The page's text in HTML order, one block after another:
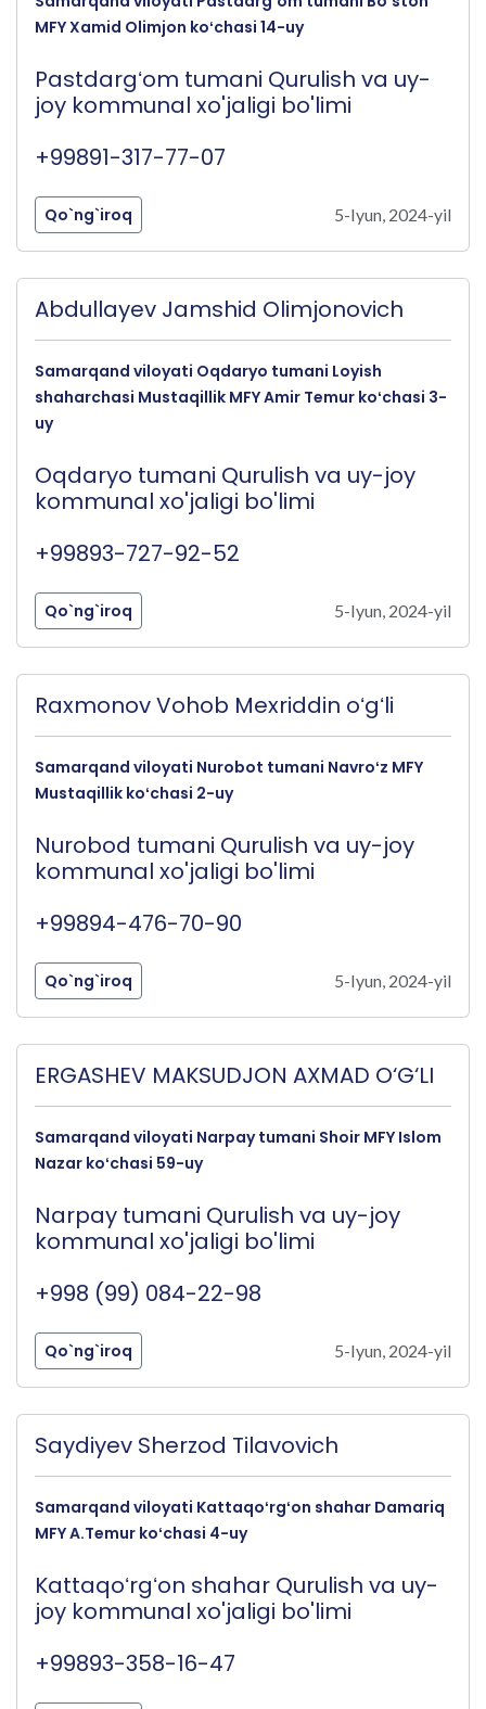
MFY Xamid Olimjon koʻchasi 14-uy
Pastdargʻom tumani Qurulish va uy-
joy kommunal xo'jaligi bo'limi
+99891-317-77-07
Qo`ng`iroq 5-Iyun, 2024-yil
Abdullayev Jamshid Olimjonovich
Samarqand viloyati Oqdaryo tumani Loyish
shaharchasi Mustaqillik MFY Amir Temur koʻchasi 3-
uy
Oqdaryo tumani Qurulish va uy-joy
kommunal xo'jaligi bo'limi
+99893-727-92-52
Qo`ng`iroq 5-Iyun, 2024-yil
Raxmonov Vohob Mexriddin oʻgʻli
Samarqand viloyati Nurobot tumani Navroʻz MFY
Mustaqillik koʻchasi 2-uy
Nurobod tumani Qurulish va uy-joy
kommunal xo'jaligi bo'limi
+99894-476-70-90
Qo`ng`iroq 5-Iyun, 2024-yil
ERGASHEV MAKSUDJON AXMAD O‘G‘LI
Samarqand viloyati Narpay tumani Shoir MFY Islom
Nazar koʻchasi 59-uy
Narpay tumani Qurulish va uy-joy
kommunal xo'jaligi bo'limi
+998 (99) 084-22-98
Qo`ng`iroq 5-Iyun, 2024-yil
Saydiyev Sherzod Tilavovich
Samarqand viloyati Kattaqoʻrgʻon shahar Damariq
MFY A.Temur koʻchasi 4-uy
Kattaqoʻrgʻon shahar Qurulish va uy-
joy kommunal xo'jaligi bo'limi
+99893-358-16-47